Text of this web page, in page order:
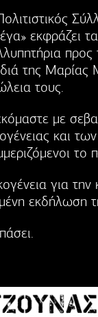
εκφράζει τα
προς
της Μαρίας
τους.
με
και
το
για
εκδήλωση